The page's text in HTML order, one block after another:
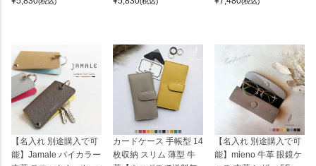
【名入れ 別途購入で可
能】Jamale バイカラー
カードケース 手帳型 14
枚収納 スリム 薄型 牛
【名入れ 別途購入で可
能】mieno 牛革 眼鏡ケ